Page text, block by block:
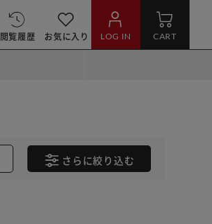
閲覧履歴 お気に入り LOG IN CART
さらに絞り込む